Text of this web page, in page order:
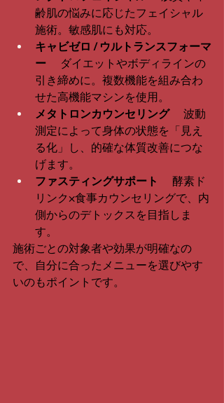
齢肌の悩みに応じたフェイシャル
施術。敏感肌にも対応。
キャビゼロ / ウルトランスフォーマ
ー ダイエットやボディラインの
引き締めに。複数機能を組み合わ
せた高機能マシンを使用。
メタトロンカウンセリング 波動
測定によって身体の状態を「見え
る化」し、的確な体質改善につな
げます。
ファスティングサポート
酵素ド
リンク×食事カウンセリングで、内
側からのデトックスを目指しま
す。
施術ごとの対象者や効果が明確なの
で、自分に合ったメニューを選びやす
いのもポイントです。